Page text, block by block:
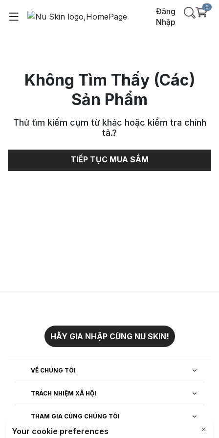
Đăng
Nhập
0
Không Tìm Thấy (Các)
Sản Phẩm
Thử tìm kiếm cụm từ khác hoặc kiểm tra chính
tả.?
TIẾP TỤC MUA SẮM
HÃY GIA NHẬP CÙNG NU SKIN!
VỀ CHÚNG TÔI
TRÁCH NHIỆM XÃ HỘI
THAM GIA CÙNG CHÚNG TÔI